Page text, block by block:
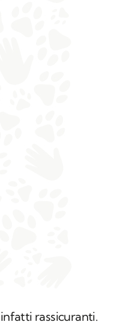
rassicuranti.